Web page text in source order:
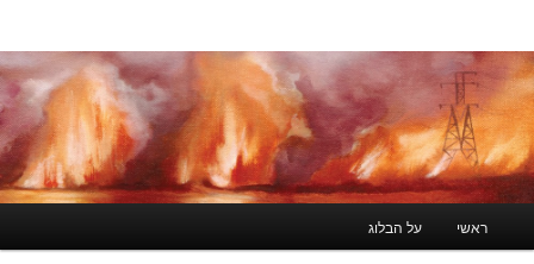
ראשי על הבלוג